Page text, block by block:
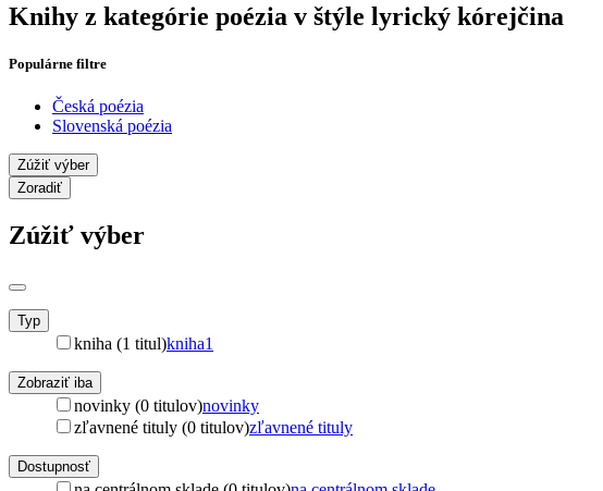
Knihy z kategórie poézia v štýle lyrický kórejčina
Populárne filtre
Česká poézia
Slovenská poézia
Zúžiť výber
Zoradiť
Zúžiť výber
Typ
kniha (1 titul)kniha1
Zobraziť iba
novinky (0 titulov)novinky
zľavnené tituly (0 titulov)zľavnené tituly
Dostupnosť